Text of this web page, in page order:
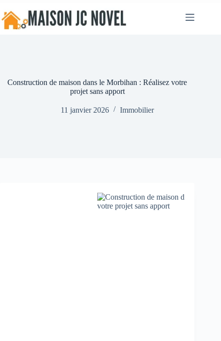
au
contenu
Construction de maison dans le Morbihan : Réalisez votre
projet sans apport
11 janvier 2026 Immobilier